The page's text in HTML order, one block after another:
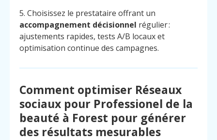
5. Choisissez le prestataire offrant un
accompagnement décisionnel régulier :
ajustements rapides, tests A/B locaux et
optimisation continue des campagnes.
Comment optimiser Réseaux
sociaux pour Professionel de la
beauté à Forest pour générer
des résultats mesurables